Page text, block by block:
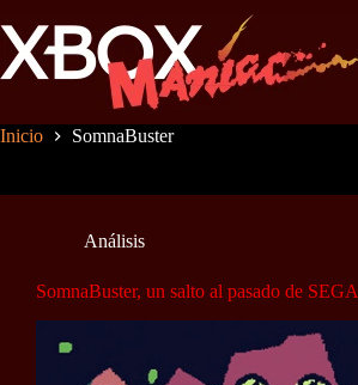
al
contenido
Inicio SomnaBuster
Análisis
SomnaBuster, un salto al pasado de SEGA